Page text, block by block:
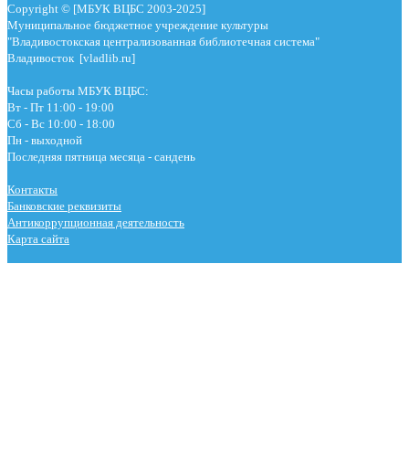
Copyright © [МБУК ВЦБС 2003-2025]
Муниципальное бюджетное учреждение культуры
"Владивостокская централизованная библиотечная система"
Владивосток [vladlib.ru]
Часы работы МБУК ВЦБС:
Вт - Пт 11:00 - 19:00
Сб - Вс 10:00 - 18:00
Пн - выходной
Последняя пятница месяца - сандень
Контакты
Банковские реквизиты
Антикоррупционная деятельность
Карта сайта